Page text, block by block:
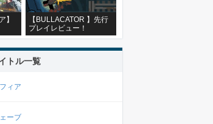
】
【BULLACATOR 】先行
プレイレビュー！
トル一覧
ィア
ーブ